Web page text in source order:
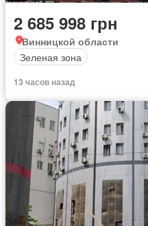
2 685 998 грн
Винницкой области
Зеленая зона
13 часов назад